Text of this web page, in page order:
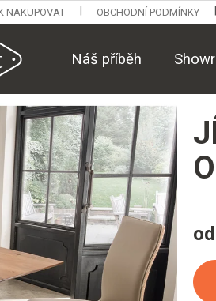
NAKUPOVAT OBCHODNÍ PODMÍNKY
Náš příběh
od
cena: